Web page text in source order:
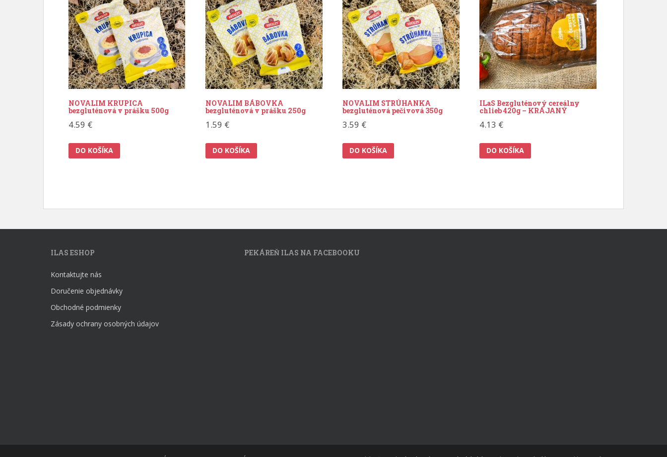
NOVALIM KRUPICA
bezgluténová v prášku 500g
4.59 €
DO KOŠÍKA
NOVALIM BÁBOVKA
bezgluténová v prášku 250g
1.59 €
DO KOŠÍKA
NOVALIM STRÚHANKA
bezgluténová pečivová 350g
3.59 €
DO KOŠÍKA
ILaS Bezgluténový cereálny
chlieb 420g – KRÁJANÝ
4.13 €
DO KOŠÍKA
ILAS ESHOP
Kontaktujte nás
Doručenie objednávky
Obchodné podmienky
Zásady ochrany osobných údajov
PEKÁREŇ ILAS NA FACEBOOKU